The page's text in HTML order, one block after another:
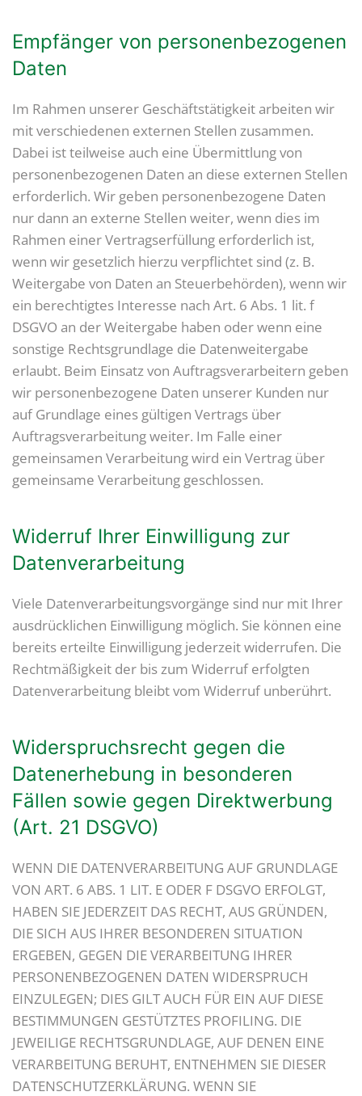
Empfänger von personenbezogenen
Daten
Im Rahmen unserer Geschäftstätigkeit arbeiten wir
mit verschiedenen externen Stellen zusammen.
Dabei ist teilweise auch eine Übermittlung von
personenbezogenen Daten an diese externen Stellen
erforderlich. Wir geben personenbezogene Daten
nur dann an externe Stellen weiter, wenn dies im
Rahmen einer Vertragserfüllung erforderlich ist,
wenn wir gesetzlich hierzu verpflichtet sind (z. B.
Weitergabe von Daten an Steuerbehörden), wenn wir
ein berechtigtes Interesse nach Art. 6 Abs. 1 lit. f
DSGVO an der Weitergabe haben oder wenn eine
sonstige Rechtsgrundlage die Datenweitergabe
erlaubt. Beim Einsatz von Auftragsverarbeitern geben
wir personenbezogene Daten unserer Kunden nur
auf Grundlage eines gültigen Vertrags über
Auftragsverarbeitung weiter. Im Falle einer
gemeinsamen Verarbeitung wird ein Vertrag über
gemeinsame Verarbeitung geschlossen.
Widerruf Ihrer Einwilligung zur
Datenverarbeitung
Viele Datenverarbeitungsvorgänge sind nur mit Ihrer
ausdrücklichen Einwilligung möglich. Sie können eine
bereits erteilte Einwilligung jederzeit widerrufen. Die
Rechtmäßigkeit der bis zum Widerruf erfolgten
Datenverarbeitung bleibt vom Widerruf unberührt.
Widerspruchsrecht gegen die
Datenerhebung in besonderen
Fällen sowie gegen Direktwerbung
(Art. 21 DSGVO)
WENN DIE DATENVERARBEITUNG AUF GRUNDLAGE
VON ART. 6 ABS. 1 LIT. E ODER F DSGVO ERFOLGT,
HABEN SIE JEDERZEIT DAS RECHT, AUS GRÜNDEN,
DIE SICH AUS IHRER BESONDEREN SITUATION
ERGEBEN, GEGEN DIE VERARBEITUNG IHRER
PERSONENBEZOGENEN DATEN WIDERSPRUCH
EINZULEGEN; DIES GILT AUCH FÜR EIN AUF DIESE
BESTIMMUNGEN GESTÜTZTES PROFILING. DIE
JEWEILIGE RECHTSGRUNDLAGE, AUF DENEN EINE
VERARBEITUNG BERUHT, ENTNEHMEN SIE DIESER
DATENSCHUTZERKLÄRUNG. WENN SIE